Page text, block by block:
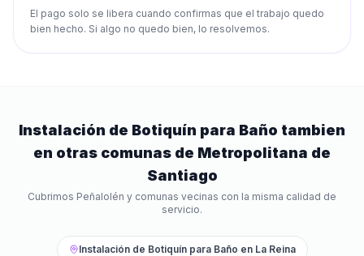
El pago solo se libera cuando confirmas que el trabajo quedo
bien hecho. Si algo no quedo bien, lo resolvemos.
Instalación de Botiquín para Baño tambien
en otras comunas de Metropolitana de
Santiago
Cubrimos Peñalolén y comunas vecinas con la misma calidad de
servicio.
Instalación de Botiquín para Baño en La Reina